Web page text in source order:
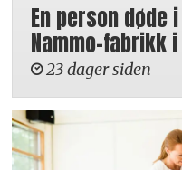
En person døde
Nammo-fabrikk
23 dager siden